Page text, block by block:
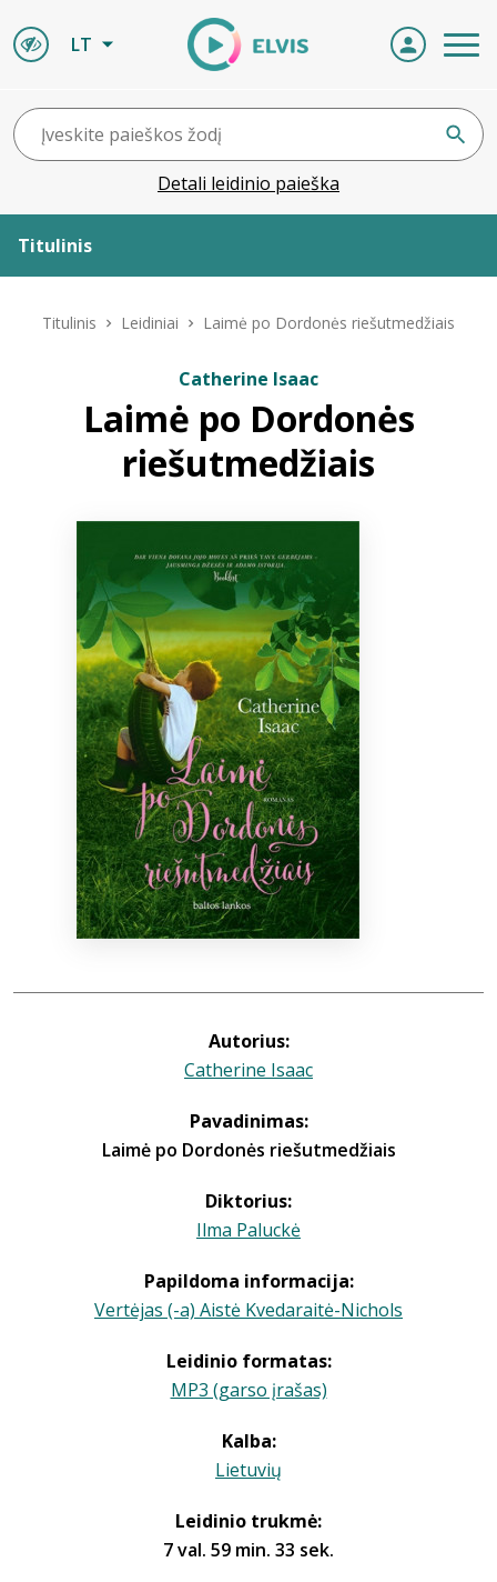
LT
Detali leidinio paieška
Titulinis
ELVIS atvyksta
Bibliotekoms
+370 667 80 541
info@elvislab.lt
Titulinis Leidiniai Laimė po Dordonės riešutmedžiais
Catherine Isaac
Laimė po Dordonės
riešutmedžiais
Autorius:
Catherine Isaac
Pavadinimas:
Laimė po Dordonės riešutmedžiais
Diktorius:
Ilma Paluckė
Papildoma informacija:
Vertėjas (-a) Aistė Kvedaraitė-Nichols
Leidinio formatas:
MP3 (garso įrašas)
Kalba:
Lietuvių
Leidinio trukmė:
7 val. 59 min. 33 sek.